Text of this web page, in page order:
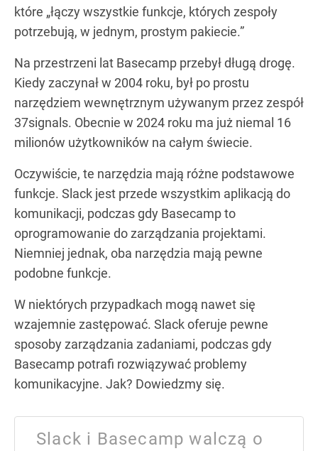
które „łączy wszystkie funkcje, których zespoły
potrzebują, w jednym, prostym pakiecie.”
Na przestrzeni lat Basecamp przebył długą drogę.
Kiedy zaczynał w 2004 roku, był po prostu
narzędziem wewnętrznym używanym przez zespół
37signals. Obecnie w 2024 roku ma już niemal 16
milionów użytkowników na całym świecie.
Oczywiście, te narzędzia mają różne podstawowe
funkcje. Slack jest przede wszystkim aplikacją do
komunikacji, podczas gdy Basecamp to
oprogramowanie do zarządzania projektami.
Niemniej jednak, oba narzędzia mają pewne
podobne funkcje.
W niektórych przypadkach mogą nawet się
wzajemnie zastępować. Slack oferuje pewne
sposoby zarządzania zadaniami, podczas gdy
Basecamp potrafi rozwiązywać problemy
komunikacyjne. Jak? Dowiedzmy się.
Slack i Basecamp walczą o